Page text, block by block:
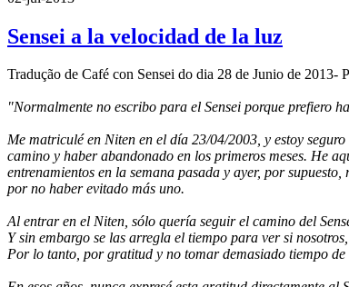
Sensei a la velocidad de la luz
Tradução de Café con Sensei do dia 28 de Junio de 2013-
"Normalmente no escribo para el Sensei porque prefiero
Me matriculé en Niten en el día 23/04/2003, y estoy
camino y haber abandonado en los primeros meses. He
entrenamientos en la semana pasada y ayer, por
por no haber evitado más uno.
Al entrar en el Niten, sólo quería seguir el camino del
Y sin embargo se las arregla el tiempo para ver si
Por lo tanto, por gratitud y no tomar demasiado tiempo